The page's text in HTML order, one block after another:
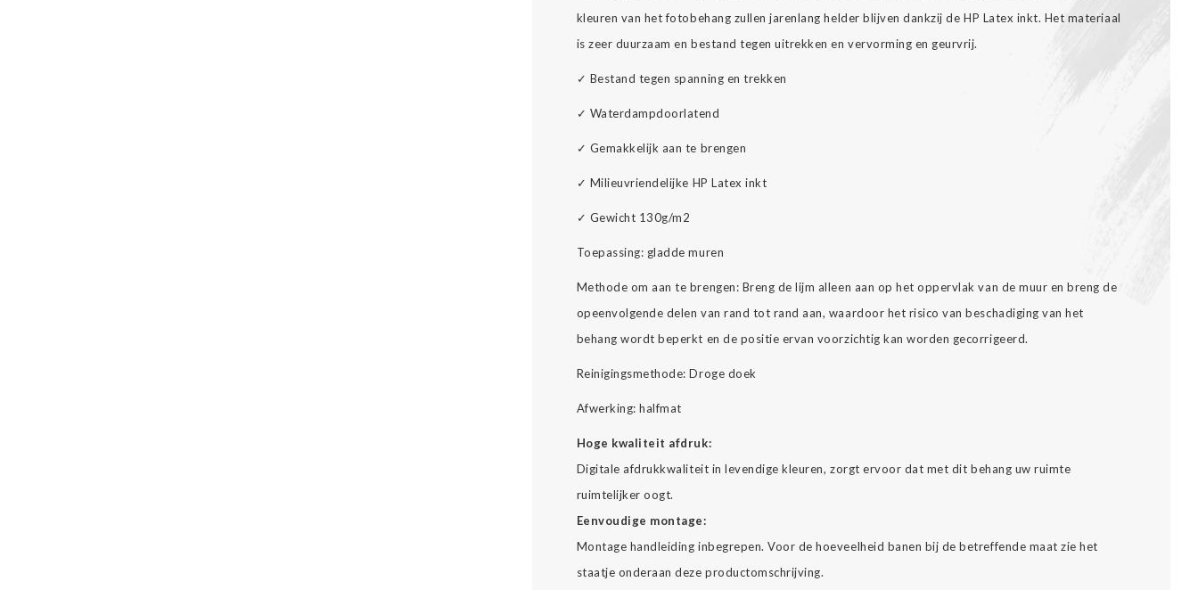
kleuren van het fotobehang zullen jarenlang helder blijven dankzij de HP Latex inkt. Het materiaal
is zeer duurzaam en bestand tegen uitrekken en vervorming en geurvrij.
✓ Bestand tegen spanning en trekken
✓ Waterdampdoorlatend
✓ Gemakkelijk aan te brengen
✓ Milieuvriendelijke HP Latex inkt
✓ Gewicht 130g/m2
Toepassing: gladde muren
Methode om aan te brengen: Breng de lijm alleen aan op het oppervlak van de muur en breng de
opeenvolgende delen van rand tot rand aan, waardoor het risico van beschadiging van het
behang wordt beperkt en de positie ervan voorzichtig kan worden gecorrigeerd.
Reinigingsmethode: Droge doek
Afwerking: halfmat
Hoge kwaliteit afdruk:
Digitale afdrukkwaliteit in levendige kleuren, zorgt ervoor dat met dit behang uw ruimte
ruimtelijker oogt.
Eenvoudige montage:
Montage handleiding inbegrepen. Voor de hoeveelheid banen bij de betreffende maat zie het
staatje onderaan deze productomschrijving.